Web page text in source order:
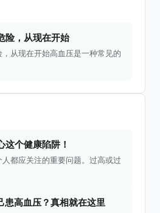
险，从现在开始
从现在开始高血压是一种常见的
这个健康陷阱！
都应关注的重要问题。过高或过
患高血压？真相就在这里